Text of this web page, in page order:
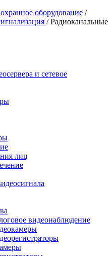
оборудование /
/Радиоканальные
и сетевое
лиц
видеонаблюдение